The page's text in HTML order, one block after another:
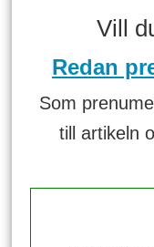
Vill
Redan
Som
till artikeln